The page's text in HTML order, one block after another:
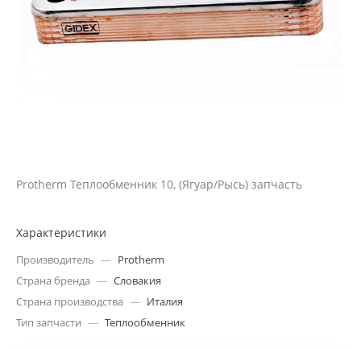
Protherm Теплообменник 10, (Ягуар/Рысь) запчасть
Характеристики
Производитель — Protherm
Страна бренда — Словакия
Страна производства — Италия
Тип запчасти — Теплообменник